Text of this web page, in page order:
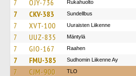
7 OJY-736 Rukahuolto
7 CKV-383 Sundellbus
7 XVT-100 Uuraisten Liikenne
7 UUZ-835 Mäntylä
7 GIO-167 Raahen
7 FMU-385 Sudhomin Liikenne Ay
7 CJM-900 TLO